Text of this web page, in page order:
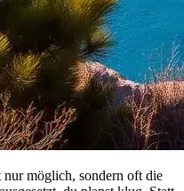
möglich, sondern oft die